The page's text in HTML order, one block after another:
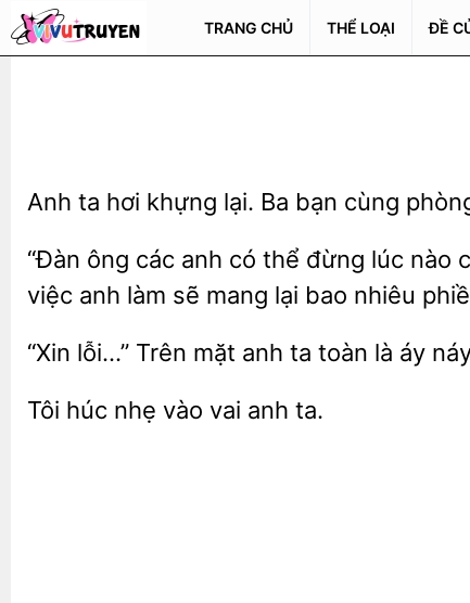
TRANG CHỦ THỂ LOẠI ĐỀ
Anh ta hơi khựng lại. Ba bạn cùng
“Đàn ông các anh có thể lúc nào
việc anh làm sẽ mang lại bao nhiêu
“Xin lỗi…” Trên anh ta toàn
Tôi húc nhẹ anh